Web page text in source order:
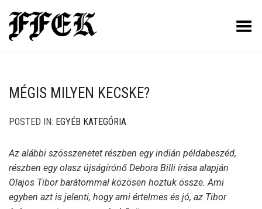
Toggle Menu
MÉGIS MILYEN KECSKE?
POSTED IN: EGYÉB KATEGÓRIA
Az alábbi szösszenetet részben egy indián példabeszéd,
részben egy olasz újságírónő Debora Billi írása alapján
Olajos Tibor barátommal közösen hoztuk össze. Ami
egyben azt is jelenti, hogy ami értelmes és jó, az Tibor